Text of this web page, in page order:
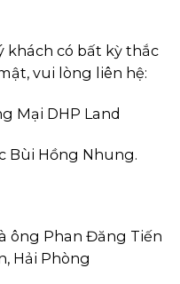
khách có bất kỳ thắc
vui lòng liên hệ:
Mại DHP Land
Bùi Hồng Nhung.
ông Phan Đăng Tiến
Hải Phòng